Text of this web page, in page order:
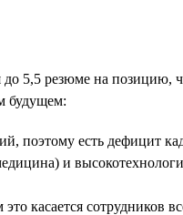
5,5 резюме на позицию,
будущем:
поэтому есть дефицит
и
касается сотрудников